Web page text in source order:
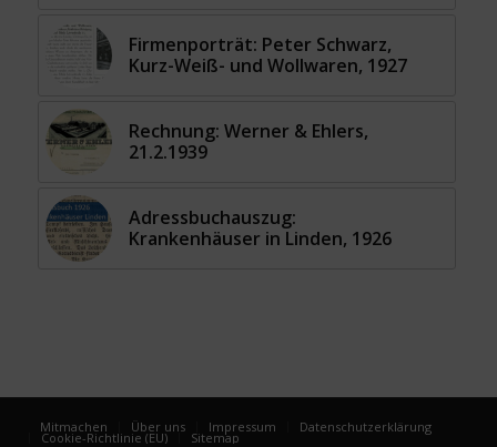
Firmenporträt: Peter Schwarz,
Kurz-Weiß- und Wollwaren, 1927
Rechnung: Werner & Ehlers,
21.2.1939
Adressbuchauszug:
Krankenhäuser in Linden, 1926
Mitmachen Über uns Impressum Datenschutzerklärung
Cookie-Richtlinie (EU) Sitemap